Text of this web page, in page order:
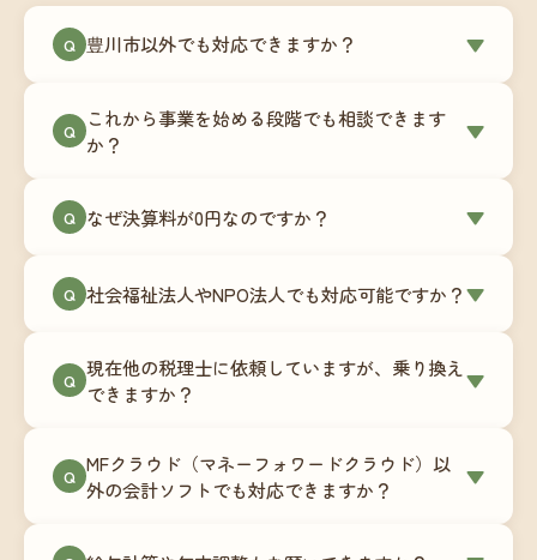
Q 豊川市以外でも対応できますか？ ▼
やチャットツールを使ったオンラインでのやり取
りが中心ですので、地域を問わずサポート可能で
業者さまにご利用いただいています。
Q
これから事業を始める段階でも相談できます
か？
▼
180,000円〜）をご用意しています。事業計画の段
談にも対応しています。
Q なぜ決算料が0円なのですか？ ▼
次で進めています。そのため、決算時に追加の作
リプション型の料金体系を実現しています。年間
コストが事前にわかるので、資金繰りの見通しも
Q 社会福祉法人やNPO法人でも対応可能ですか？▼
は営利法人とは会計基準や監査要件が異なるた
め、別途お見積りとなります。まずはお気軽にご
Q 現在他の税理士に依頼していますが、乗り換え
できますか？
▼
ます。前任の税理士事務所との連携や、過去の帳
簿データの移行もお手伝いします。決算期のタイ
Q MFクラウド（マネーフォワードクラウド）以
外の会計ソフトでも対応できますか？
▼